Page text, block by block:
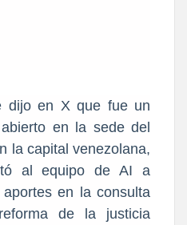
dijo en X que fue un
en la sede del
la capital venezolana,
al equipo de AI a
en la consulta
de la justicia